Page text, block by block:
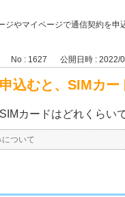
ジやマイページで通信契約を申
No : 1627 公開日時 : 2022/
込むと、SIMカー
カードはどれくらい
ついて